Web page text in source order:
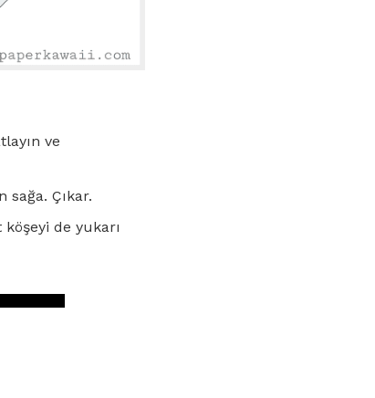
ve
sağa. Çıkar.
de yukarı